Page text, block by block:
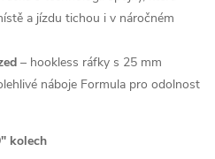
a jízdu tichou i v náročném
– hookless ráfky s 25 mm
náboje Formula pro odolnost
kolech